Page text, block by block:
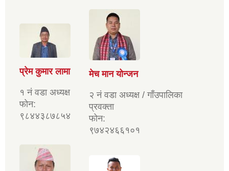
प्रेम कुमार लामा
१ नं वडा अध्यक्ष
फोन:
९८४४३८७८५४
मेच मान योन्जन
२ नं वडा अध्यक्ष / गाँउपालिका
प्रवक्ता
फोन:
९७४२४६६१०१